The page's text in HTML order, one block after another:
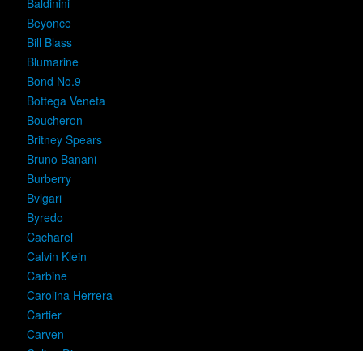
Baldinini
Beyonce
Bill Blass
Blumarine
Bond No.9
Bottega Veneta
Boucheron
Britney Spears
Bruno Banani
Burberry
Bvlgari
Byredo
Cacharel
Calvin Klein
Carbine
Carolina Herrera
Cartier
Carven